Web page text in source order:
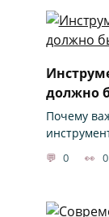
должно
Почему
0 0